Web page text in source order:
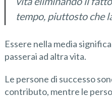
tempo, piuttosto che
Essere nella media
passerai ad altra vita.
Le persone di successo
contributo, mentre le